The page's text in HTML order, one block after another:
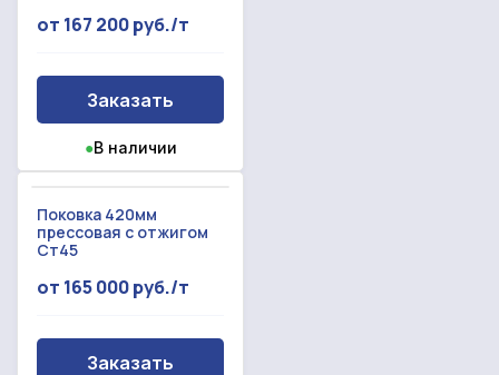
от 167 200 руб./т
Заказать
●В наличии
Поковка 420мм
прессовая с отжигом
Ст45
от 165 000 руб./т
Заказать